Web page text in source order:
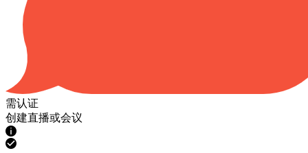
需认证
创建直播或会议